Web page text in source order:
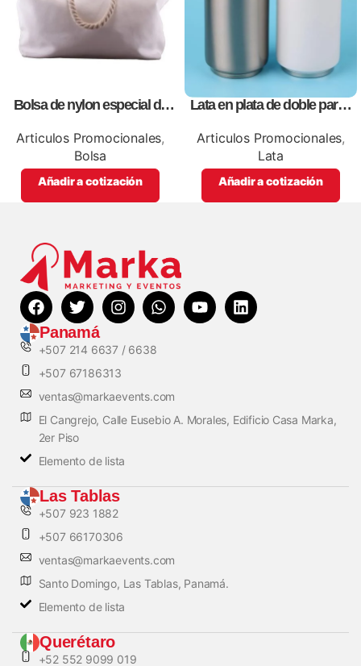
Bolsa de nylon especial de
con impresión full color.
Articulos Promocionales,
Bolsa
Añadir a cotización
Lata en plata de doble pared
impresión full color
Articulos Promocionales,
Lata
Añadir a cotización
Panamá
+507 214 6637 / 6638
+507 67186313
ventas@markaevents.com
El Cangrejo, Calle Eusebio A. Morales, Edificio Casa Marka,
2er Piso
Elemento de lista
Las Tablas
+507 923 1882
+507 66170306
ventas@markaevents.com
Santo Domingo, Las Tablas, Panamá.
Elemento de lista
Querétaro
+52 552 9099 019